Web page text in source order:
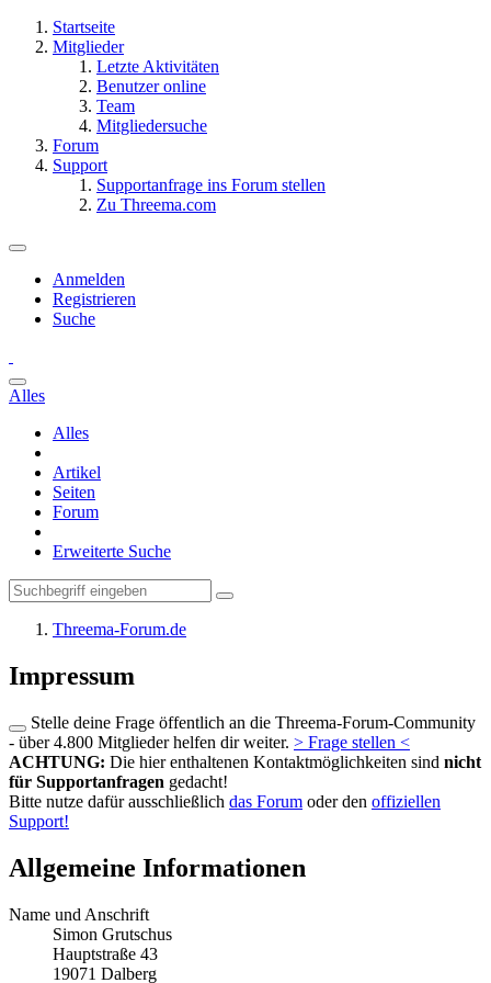
Startseite
Mitglieder
Letzte Aktivitäten
Benutzer online
Team
Mitgliedersuche
Forum
Support
Supportanfrage ins Forum stellen
Zu Threema.com
Anmelden
Registrieren
Suche
Alles
Alles
Artikel
Seiten
Forum
Erweiterte Suche
Threema-Forum.de
Impressum
Stelle deine Frage öffentlich an die Threema-Forum-Community
- über 4.800 Mitglieder helfen dir weiter. > Frage stellen <
ACHTUNG: Die hier enthaltenen Kontaktmöglichkeiten sind nicht
für Supportanfragen gedacht!
Bitte nutze dafür ausschließlich das Forum oder den offiziellen
Support!
Allgemeine Informationen
Name und Anschrift
Simon Grutschus
Hauptstraße 43
19071 Dalberg